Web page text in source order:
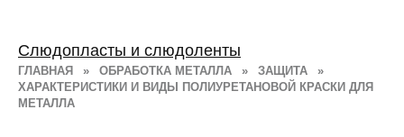
ГЛАВНАЯ » ОБРАБОТКА МЕТАЛЛА » ЗАЩИТА
»
ХАРАКТЕРИСТИКИ И ВИДЫ ПОЛИУРЕТАНОВОЙ КРАСКИ ДЛЯ
МЕТАЛЛА
Слюдопласты и слюдоленты